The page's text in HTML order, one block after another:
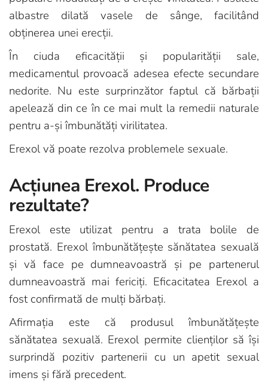
albastre dilată vasele de sânge, facilitând
obținerea unei erecții.
În ciuda eficacității și popularității sale,
medicamentul provoacă adesea efecte secundare
nedorite. Nu este surprinzător faptul că bărbații
apelează din ce în ce mai mult la remedii naturale
pentru a-și îmbunătăți virilitatea.
Erexol vă poate rezolva problemele sexuale.
Acțiunea Erexol. Produce
rezultate?
Erexol este utilizat pentru a trata bolile de
prostată. Erexol îmbunătățește sănătatea sexuală
și vă face pe dumneavoastră și pe partenerul
dumneavoastră mai fericiți. Eficacitatea Erexol a
fost confirmată de mulți bărbați.
Afirmația este că produsul îmbunătățește
sănătatea sexuală. Erexol permite clienților să își
surprindă pozitiv partenerii cu un apetit sexual
imens și fără precedent.